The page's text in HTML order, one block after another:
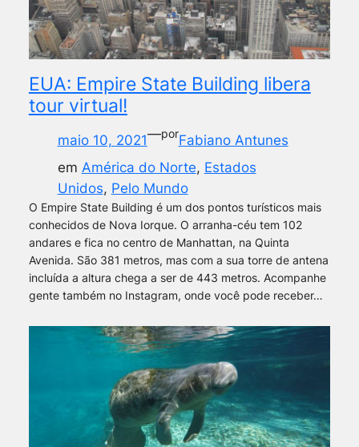
EUA: Empire State Building libera
tour virtual!
maio 10, 2021—porFabiano Antunes
em América do Norte, Estados
Unidos, Pelo Mundo
O Empire State Building é um dos pontos turísticos mais
conhecidos de Nova Iorque. O arranha-céu tem 102
andares e fica no centro de Manhattan, na Quinta
Avenida. São 381 metros, mas com a sua torre de antena
incluída a altura chega a ser de 443 metros. Acompanhe
gente também no Instagram, onde você pode receber…